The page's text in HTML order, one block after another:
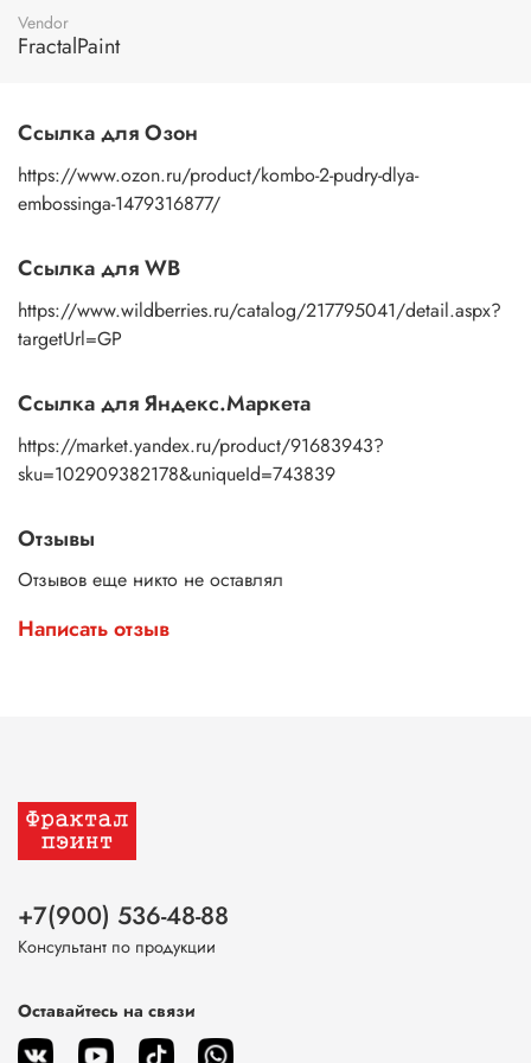
Vendor
FractalPaint
Ссылка для Озон
https://www.ozon.ru/product/kombo-2-pudry-dlya-
embossinga-1479316877/
Ссылка для WB
https://www.wildberries.ru/catalog/217795041/detail.aspx?
targetUrl=GP
Ссылка для Яндекс.Маркета
https://market.yandex.ru/product/91683943?
sku=102909382178&uniqueId=743839
Отзывы
Отзывов еще никто не оставлял
Написать отзыв
+7(900) 536-48-88
Консультант по продукции
Оставайтесь на связи